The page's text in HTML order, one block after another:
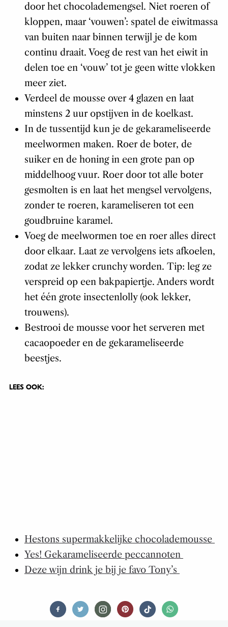
door het chocolademengsel. Niet roeren of
kloppen, maar ‘vouwen’: spatel de eiwitmassa
van buiten naar binnen terwijl je de kom
continu draait. Voeg de rest van het eiwit in
delen toe en ‘vouw’ tot je geen witte vlokken
meer ziet.
Verdeel de mousse over 4 glazen en laat
minstens 2 uur opstijven in de koelkast.
In de tussentijd kun je de gekarameliseerde
meelwormen maken. Roer de boter, de
suiker en de honing in een grote pan op
middelhoog vuur. Roer door tot alle boter
gesmolten is en laat het mengsel vervolgens,
zonder te roeren, karameliseren tot een
goudbruine karamel.
Voeg de meelwormen toe en roer alles direct
door elkaar. Laat ze vervolgens iets afkoelen,
zodat ze lekker crunchy worden. Tip: leg ze
verspreid op een bakpapiertje. Anders wordt
het één grote insectenlolly (ook lekker,
trouwens).
Bestrooi de mousse voor het serveren met
cacaopoeder en de gekarameliseerde
beestjes.
LEES OOK:
Hestons supermakkelijke chocolademousse
Yes! Gekarameliseerde peccannoten
Deze wijn drink je bij je favo Tony’s